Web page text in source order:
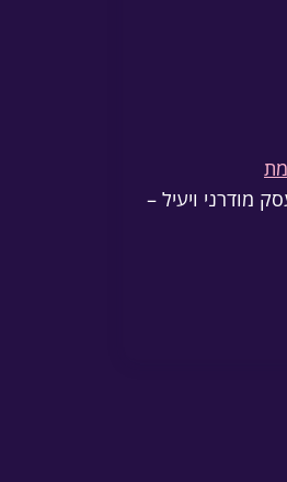
מודרני ויעיל –